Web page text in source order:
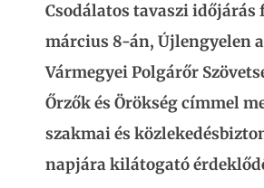
Csodálatos tavaszi időjárás
március 8-án, Újlengyelen
Vármegyei Polgárőr
Őrzők és Örökség címmel
szakmai és
napjára kilátogató